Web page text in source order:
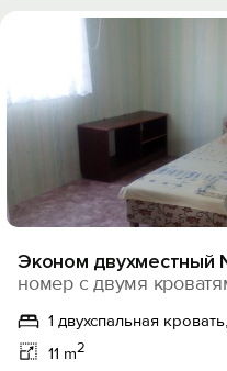
Эконом
номер с двумя
1 двухспальная
11 m2